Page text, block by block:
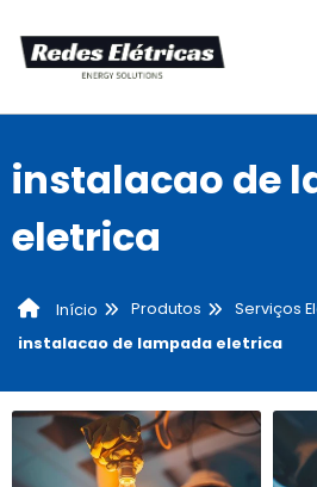
instalacao de
eletrica
Início Produtos
Serviços
instalacao de lampada eletrica